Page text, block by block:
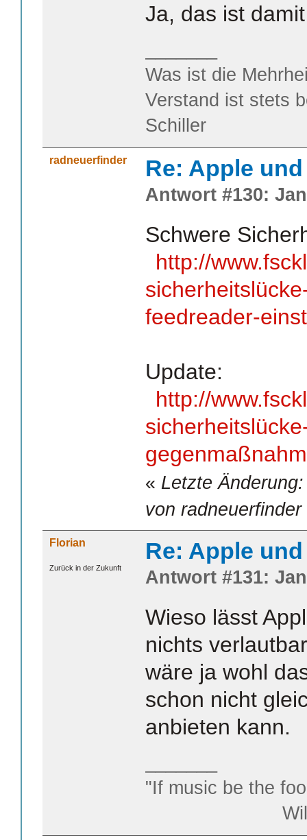
Ja, das ist
Was ist die
Verstand ist stets
Schiller
radneuerfinder Re: Apple
Antwort #130:
Schwere
http://
feedreader-
Update:
http://
« Letzte
von radneuerfinder
Florian
Zurück in der Zukunft
Re: Apple
Antwort #131:
Wieso lässt
nichts
wäre ja wohl
schon nicht
anbieten kann.
"If music be the
William